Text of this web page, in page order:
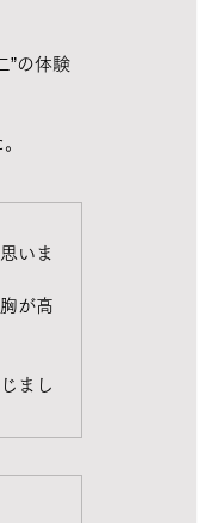
”の体験
いま
が高
まし